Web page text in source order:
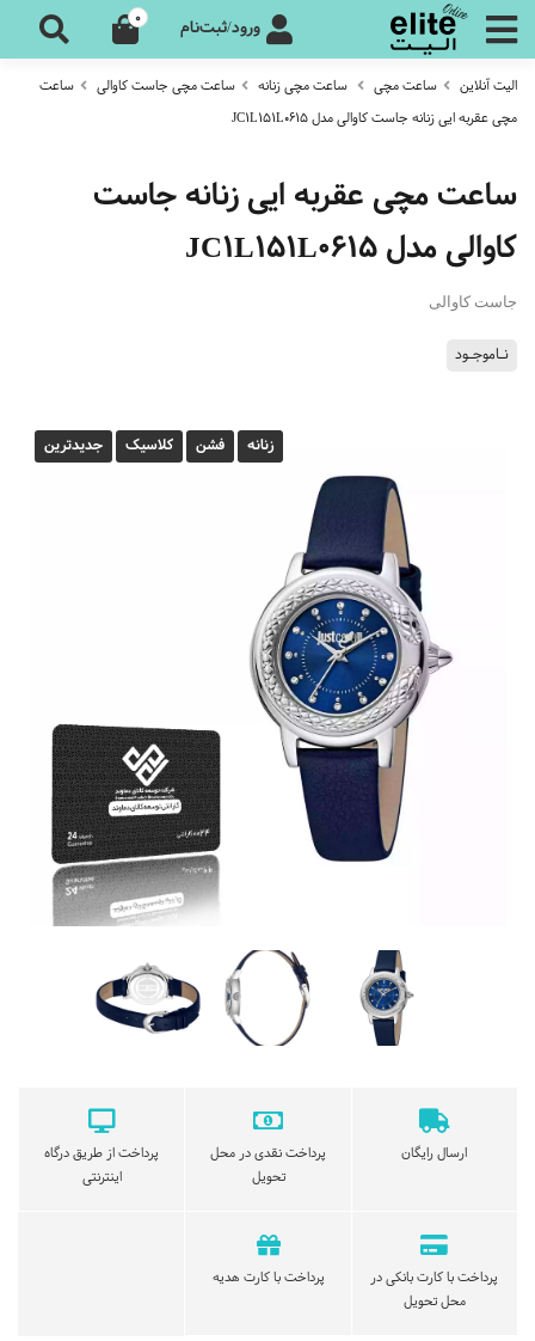
ورود/ثبت‌نام 0
الیت آنلاین ساعت مچی ساعت مچی زنانه ساعت مچی جاست کاوالی
ساعت
مچی عقربه ایی زنانه جاست کاوالی مدل JC1L151L0615
ساعت مچی عقربه ایی زنانه جاست
کاوالی مدل JC1L151L0615
جاست کاوالی
نـاموجـود
زنانه فشن کلاسیک جدیدترین
ارسال رایگان
پرداخت نقدی در محل
تحویل
پرداخت از طریق درگاه
اینترنتی
پرداخت با کارت بانکی در
محل تحویل
پرداخت با کارت هدیه